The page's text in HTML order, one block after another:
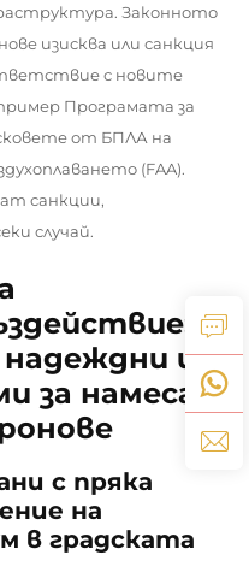
Законното
изисква или санкция
с новите
Програмата за
от БПЛА на
(FAA).
санкции,
случай.
и
за намеса в
с пряка
на
в градската